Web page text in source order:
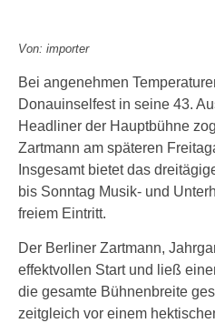
Von: importer
Bei angenehmen
Donauinselfest in seine 43.
Headliner der Hauptbühne
Zartmann am späteren
Insgesamt bietet das
bis Sonntag Musik- und
freiem Eintritt.
Der Berliner Zartmann,
effektvollen Start und ließ
die gesamte Bühnenbreite
zeitgleich vor einem